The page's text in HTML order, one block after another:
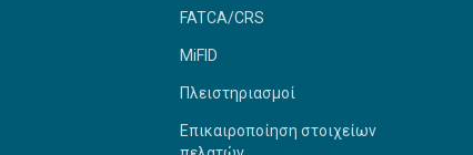
FATCA/CRS
MiFID
Πλειστηριασμοί
Επικαιροποίηση στοιχείων